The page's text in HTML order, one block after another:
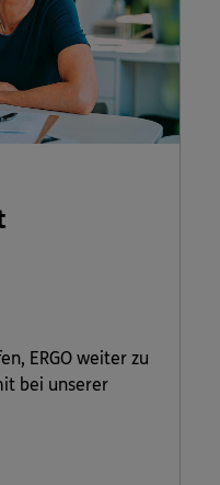
ERGO weiter zu
bei unserer